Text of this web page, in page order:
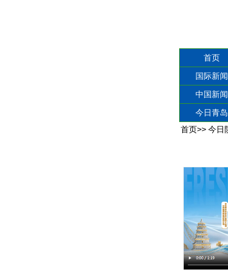
首页
国际新闻
中国新闻
今日青岛
首页>> 今日